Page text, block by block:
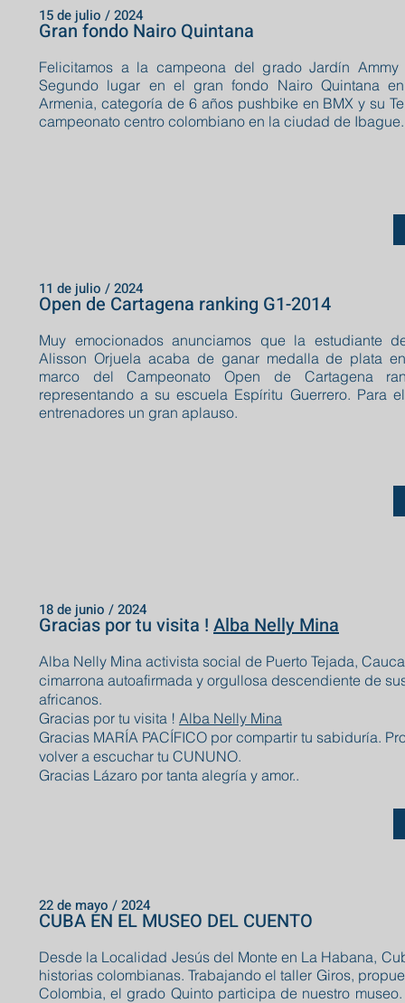
Felicitamos a la campeona del grado Jardín
Segundo lugar en el gran fondo Nairo Quintana
Armenia, categoría de 6 años pushbike en BMX y su
campeonato centro colombiano en la ciudad de Ibague.
Gran fondo Nairo Quintana
15 de julio / 2024
Muy emocionados anunciamos que la estudiante
Alisson Orjuela acaba de ganar medalla de plata
marco del Campeonato Open de Cartagena
representando a su escuela Espíritu Guerrero. Para
entrenadores un gran aplauso.
Open de Cartagena ranking G1-2014
11 de julio / 2024
Alba Nelly Mina activista social de Puerto Tejada,
cimarrona autoafirmada y orgullosa descendiente de
africanos.
Gracias por tu visita ! Alba Nelly Mina
Gracias MARÍA PACÍFICO por compartir tu sabiduría.
volver a escuchar tu CUNUNO.
Gracias Lázaro por tanta alegría y amor..
Gracias por tu visita ! Alba Nelly Mina
18 de junio / 2024
Desde la Localidad Jesús del Monte en La Habana,
historias colombianas. Trabajando el taller Giros,
Colombia, el grado Quinto participa de nuestro
CUBA EN EL MUSEO DEL CUENTO
22 de mayo / 2024